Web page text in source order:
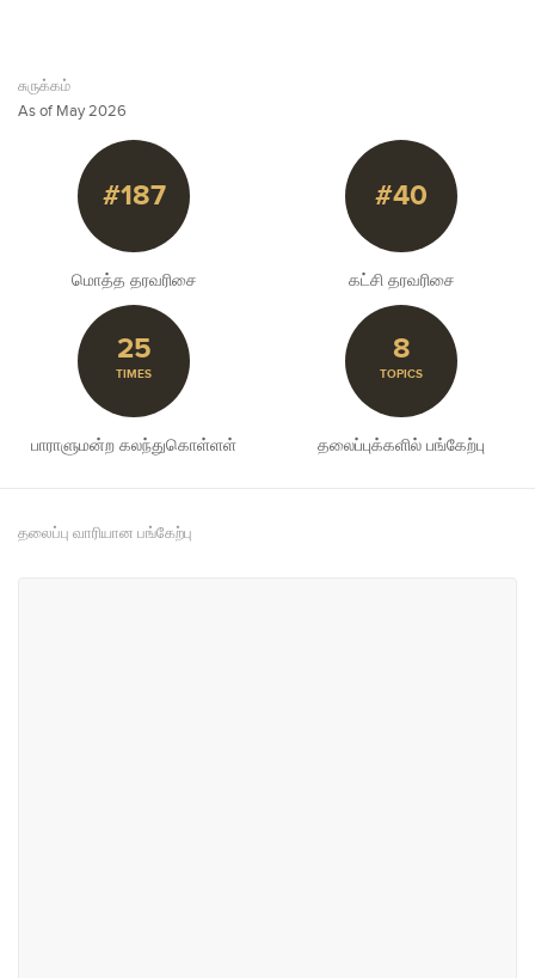
சுருக்கம்
As of May 2026
#187
மொத்த தரவரிசை
#40
கட்சி தரவரிசை
25
TIMES
பாராளுமன்ற கலந்துகொள்ளள்
8
TOPICS
தலைப்புக்களில் பங்கேற்பு
தலைப்பு வாரியான பங்கேற்பு